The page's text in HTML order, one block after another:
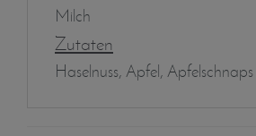
Milch
Zutaten
Haselnuss, Apfel, Apfelschnaps